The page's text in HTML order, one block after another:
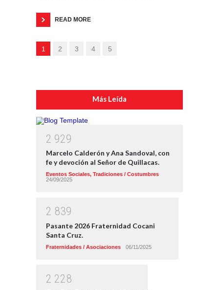
READ MORE
1 2 3 4 5
Más Leída
2 929
Marcelo Calderón y Ana Sandoval, con
fe y devoción al Señor de Quillacas.
Eventos Sociales, Tradiciones / Costumbres
24/09/2025
2 839
Pasante 2026 Fraternidad Cocani
Santa Cruz.
Fraternidades / Asociaciones 06/11/2025
2 228